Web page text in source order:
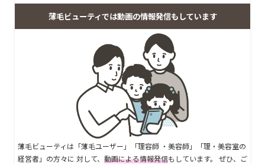
薄毛ビューティでは動画の情報発信もしています
薄毛ビューティは「薄毛ユーザー」「理容師 ・美容師」「理・美容室の
経営者」の方々に 対して、 動画による情報発信もしています。 ぜひ、ご